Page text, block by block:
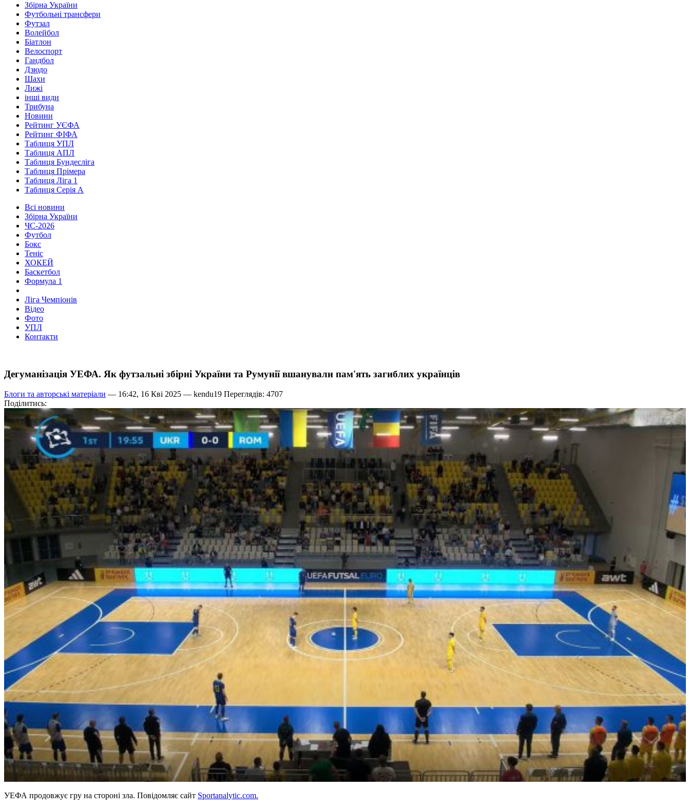
Збірна України
Футбольні трансфери
Футзал
Волейбол
Біатлон
Велоспорт
Гандбол
Дзюдо
Шахи
Лижі
інші види
Трибуна
Новини
Рейтинг УЄФА
Рейтинг ФІФА
Таблиця УПЛ
Таблиця АПЛ
Таблиця Бундесліга
Таблиця Прімера
Таблиця Ліга 1
Таблиця Серія А
Всі новини
Збірна України
ЧС-2026
Футбол
Бокс
Теніс
ХОКЕЙ
Баскетбол
Формула 1
Ліга Чемпіонів
Відео
Фото
УПЛ
Контакти
Дегуманізація УЕФА. Як футзальні збірні України та Румунії вшанували пам'ять загиблих українців
Блоги та авторські матеріали — 16:42, 16 Кві 2025 — kendu19 Переглядів: 4707
Поділитись:
УЕФА продовжує гру на стороні зла. Повідомляє сайт Sportanalytic.com.